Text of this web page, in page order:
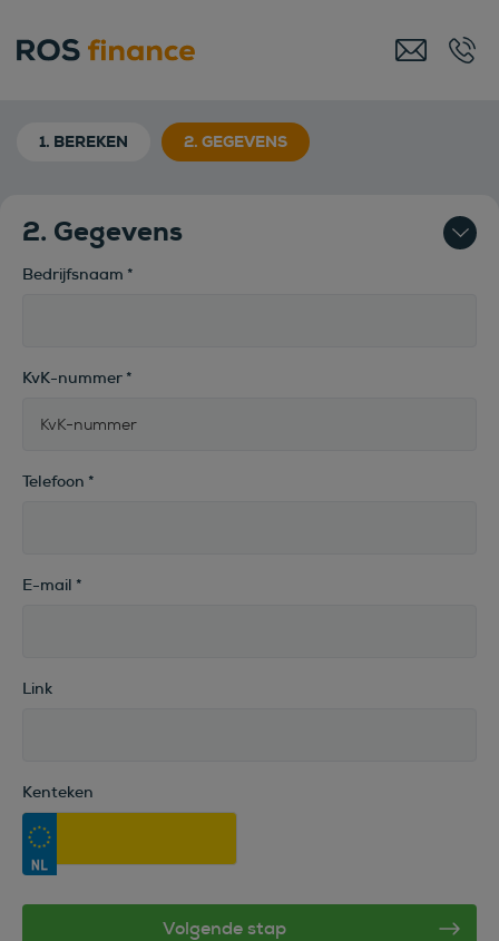
1. BEREKEN 2. GEGEVENS
2. Gegevens
Bedrijfsnaam *
KvK-nummer *
Telefoon *
E-mail *
Link
Kenteken